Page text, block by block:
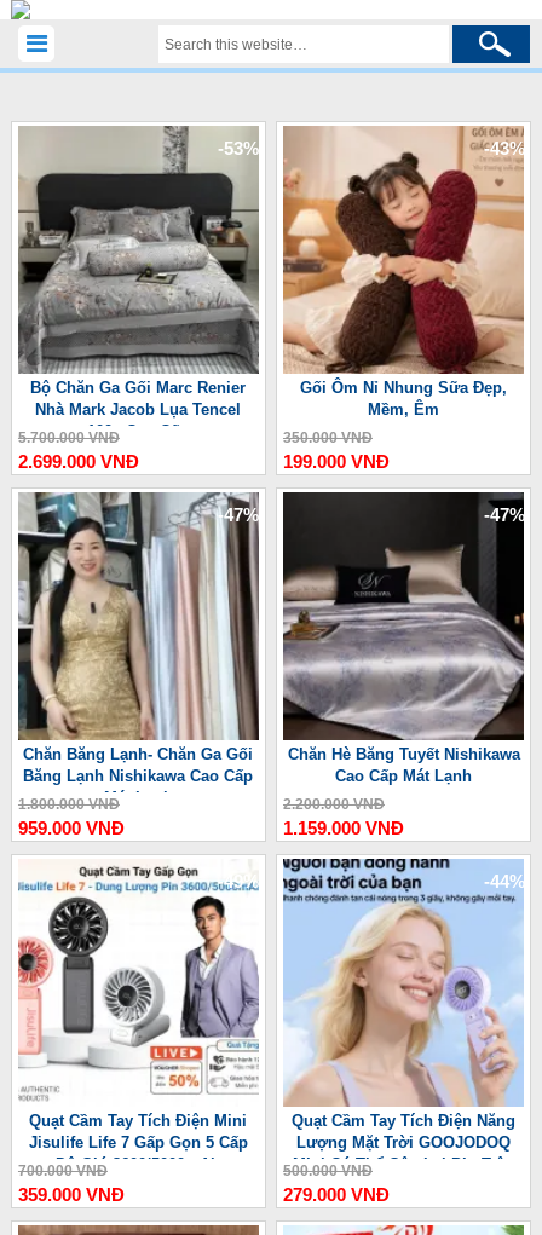
-53%
Bộ Chăn Ga Gối Marc Renier
Nhà Mark Jacob Lụa Tencel
100s Cao Cấp
5.700.000 VNĐ
2.699.000 VNĐ
-43%
Gối Ôm Nỉ Nhung Sữa Đẹp,
Mềm, Êm
350.000 VNĐ
199.000 VNĐ
-47%
Chăn Băng Lạnh- Chăn Ga Gối
Băng Lạnh Nishikawa Cao Cấp
Mát Lạnh
1.800.000 VNĐ
959.000 VNĐ
-47%
Chăn Hè Băng Tuyết Nishikawa
Cao Cấp Mát Lạnh
2.200.000 VNĐ
1.159.000 VNĐ
-49%
Quạt Cầm Tay Tích Điện Mini
Jisulife Life 7 Gấp Gọn 5 Cấp
Độ Gió 3600/5000mAh
700.000 VNĐ
359.000 VNĐ
-44%
Quạt Cầm Tay Tích Điện Năng
Lượng Mặt Trời GOOJODOQ
Mini Có Thể Gập Lại Pin Trâu
3600 mAh
500.000 VNĐ
279.000 VNĐ